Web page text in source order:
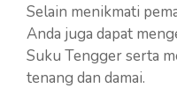
Selain menikmati
Anda juga dapat
Suku Tengger serta
tenang dan damai.